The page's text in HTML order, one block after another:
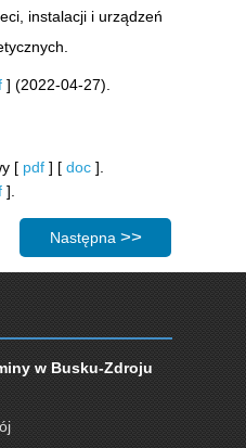
instalacji i urządzeń
] (2022-04-27).
[ pdf ] [ doc ].
].
do składania ofert:
Następna strona:
Następna
w Busku-Zdroju